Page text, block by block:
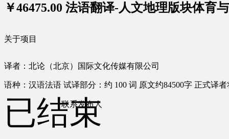
￥46475.00 法语翻译-人文地理版块体育
关于项目
译者：北论（北京）国际文化传媒有限公司
语种：汉语法语 试译部分：约 100 词 原文约84500字 正式译者
联系发布人
已结束